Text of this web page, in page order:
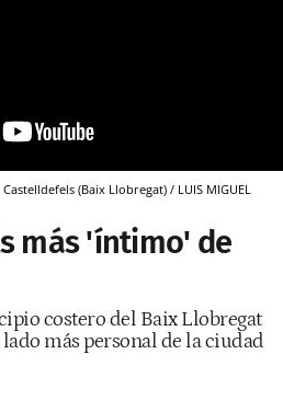
(Baix Llobregat) / LUIS MIGUEL
más 'íntimo' de
costero del Baix Llobregat
más personal de la ciudad